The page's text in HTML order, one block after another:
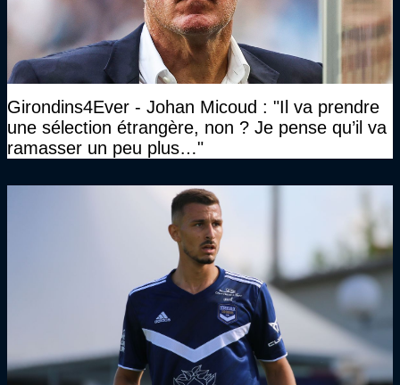
Girondins4Ever - Johan Micoud : "Il va prendre
une sélection étrangère, non ? Je pense qu’il va
ramasser un peu plus…"